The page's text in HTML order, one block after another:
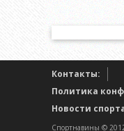
Контакты:
Политика
Новости
Спортнавины ©